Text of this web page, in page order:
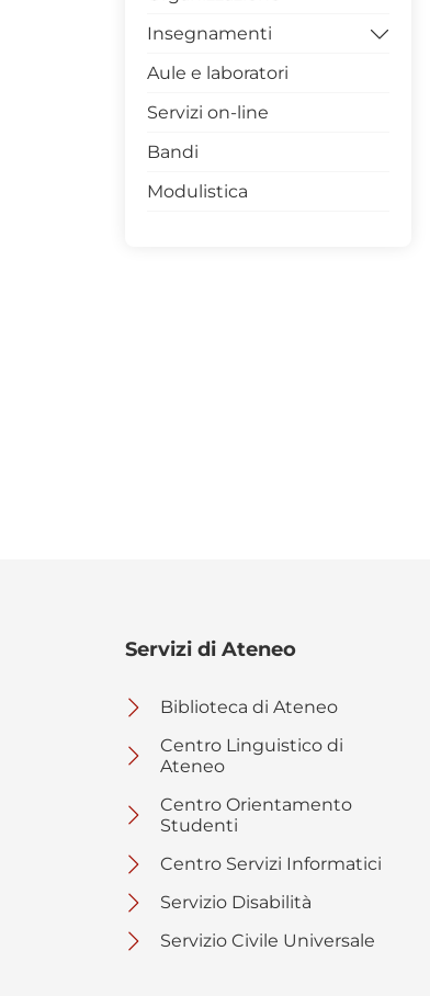
Insegnamenti
Archivio
Aule e laboratori
Servizi on-line
Bandi
Modulistica
Servizi di Ateneo
Biblioteca di Ateneo
Centro Linguistico di
Ateneo
Centro Orientamento
Studenti
Centro Servizi Informatici
Servizio Disabilità
Servizio Civile Universale